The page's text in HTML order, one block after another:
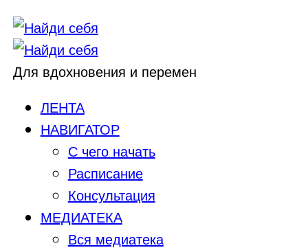
Для вдохновения и перемен
ЛЕНТА
НАВИГАТОР
С чего начать
Расписание
Консультация
МЕДИАТЕКА
Вся медиатека